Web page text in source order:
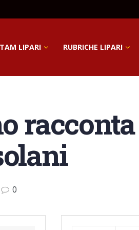
LIPARI RUBRICHE LIPARI
0